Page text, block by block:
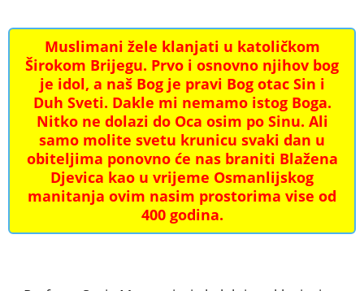
Muslimani žele klanjati u katoličkom
Širokom Brijegu. Prvo i osnovno njihov bog
je idol, a naš Bog je pravi Bog otac Sin i
Duh Sveti. Dakle mi nemamo istog Boga.
Nitko ne dolazi do Oca osim po Sinu. Ali
samo molite svetu krunicu svaki dan u
obiteljima ponovno će nas braniti Blažena
Djevica kao u vrijeme Osmanlijskog
manitanja ovim nasim prostorima vise od
400 godina.